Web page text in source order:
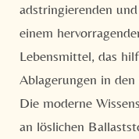
adstringierenden
einem
Lebensmittel, das
Ablagerungen in
Die moderne
an löslichen